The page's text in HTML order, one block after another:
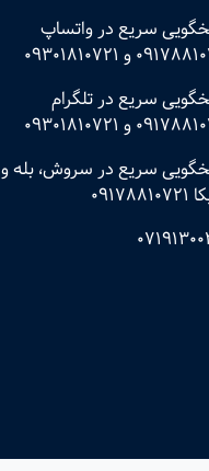
سریع در واتساپ
و 09301810721
سریع در تلگرام
و 09301810721
سریع در سروش، بله و